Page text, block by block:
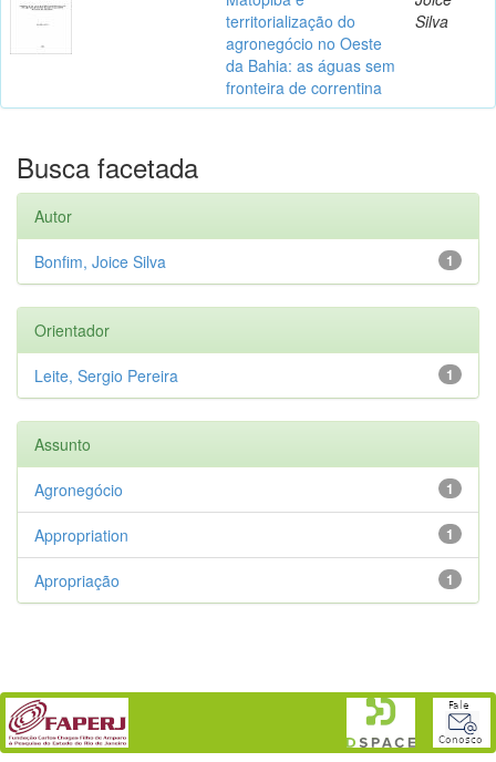
territorialização do
agronegócio no Oeste
da Bahia: as águas sem
fronteira de correntina
Silva
Busca facetada
Autor
1
Bonfim, Joice Silva
Orientador
1
Leite, Sergio Pereira
Assunto
1
Agronegócio
1
Appropriation
1
Apropriação